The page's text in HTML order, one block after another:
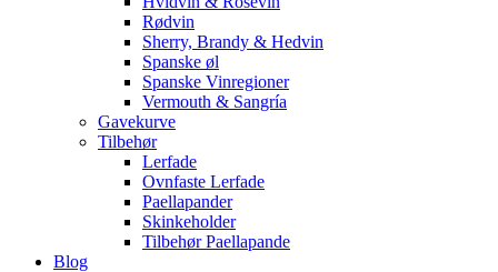
Rødvin
Sherry, Brandy & Hedvin
Spanske øl
Spanske Vinregioner
Vermouth & Sangría
Gavekurve
Tilbehør
Lerfade
Ovnfaste Lerfade
Paellapander
Skinkeholder
Tilbehør Paellapande
Blog